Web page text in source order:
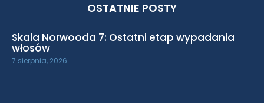
OSTATNIE POSTY
Skala Norwooda 7: Ostatni etap wypadania
włosów
7 sierpnia, 2026